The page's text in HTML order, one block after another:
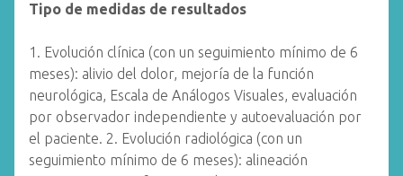
Tipo de medidas de resultados
1. Evolución clínica (con un seguimiento mínimo de 6
meses): alivio del dolor, mejoría de la función
neurológica, Escala de Análogos Visuales, evaluación
por observador independiente y autoevaluación por
el paciente. 2. Evolución radiológica (con un
seguimiento mínimo de 6 meses): alineación